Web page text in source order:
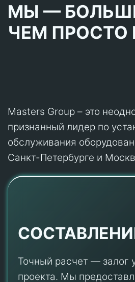
МЫ —
ЧЕМ ПРОСТО
Masters Group – это
признанный лидер по
обслуживания
Санкт-Петербурге и
Точный расчет — залог
проекта. Мы